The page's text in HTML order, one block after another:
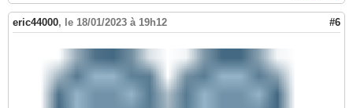
eric44000, le 18/01/2023 à 19h12 #6